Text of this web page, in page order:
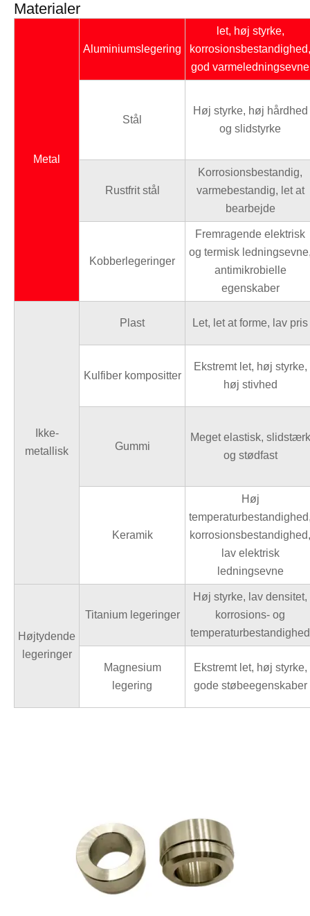
Materialer
Metal
Aluminiumslegering
let, høj styrke,
korrosionsbestandighed,
god varmeledningsevne
Stål
Høj styrke, høj hårdhed
og slidstyrke
Rustfrit stål
Korrosionsbestandig,
varmebestandig, let at
bearbejde
Kobberlegeringer
Fremragende elektrisk
og termisk
antimikrobielle
egenskaber
Ikke-
metallisk
Plast Let, let at forme, lav pris
Kulfiber kompositter
Ekstremt let, høj styrke,
høj stivhed
Gummi
Meget elastisk, slidstærk
og stødfast
Keramik
Høj
korrosionsbestandighed,
lav elektrisk
ledningsevne
Højtydende
legeringer
Titanium legeringer
Høj styrke, lav densitet,
korrosions- og
temperaturbestandighed
Magnesium
legering
Ekstremt let, høj styrke,
gode støbeegenskaber